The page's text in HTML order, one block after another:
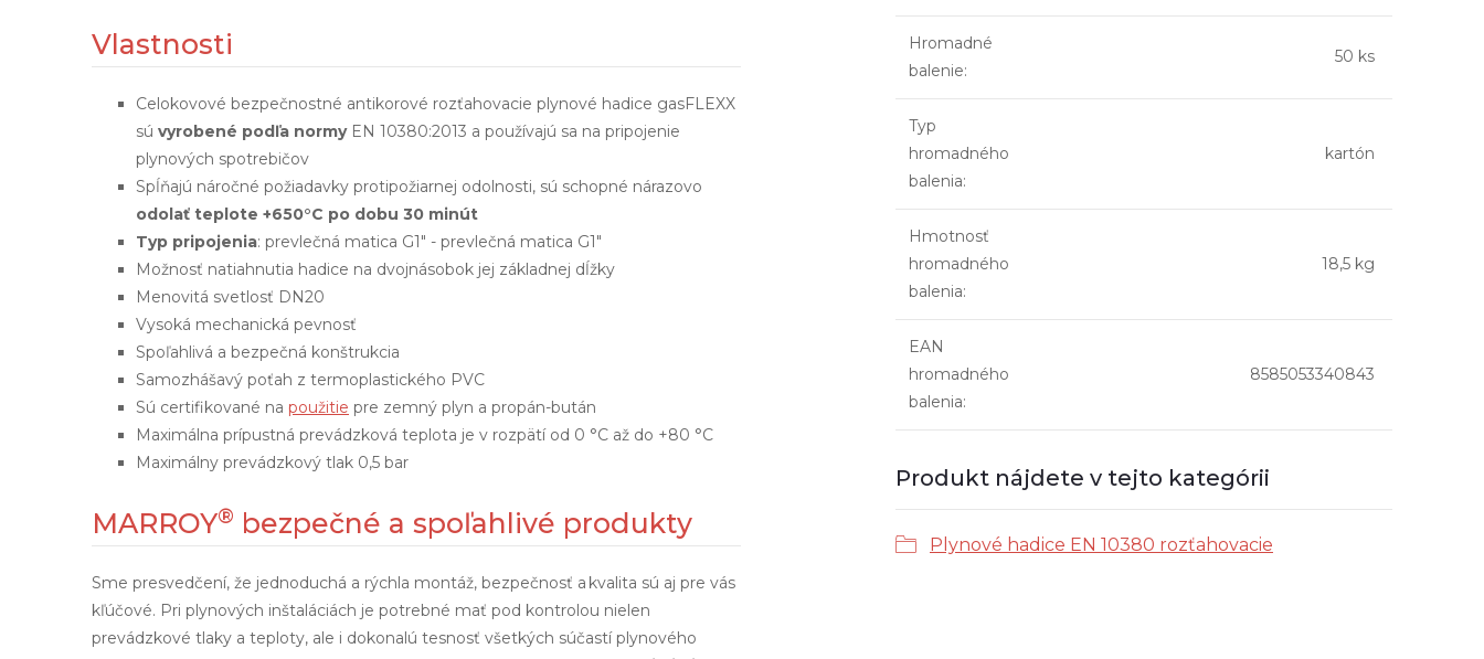
Vlastnosti
Celokovové bezpečnostné antikorové rozťahovacie plynové hadice gasFLEXX
sú vyrobené podľa normyEN 10380:2013 a používajú sa na pripojenie
plynových spotrebičov
Spĺňajú náročné požiadavky protipožiarnej odolnosti, sú schopné nárazovo
odolať teplote +650°C po dobu 30 minút
Typ pripojenia: prevlečná matica G1" - prevlečná matica G1"
Možnosť natiahnutia hadice na dvojnásobok jej základnej dĺžky
Menovitá svetlosť DN20
Vysoká mechanická pevnosť
Spoľahlivá a bezpečná konštrukcia
Samozhášavý poťah z termoplastického PVC
Sú certifikované na použitie pre zemný plyn a propán-bután
Maximálna prípustná prevádzková teplota je v rozpätí od 0 °C až do +80 °C
Maximálny prevádzkový tlak 0,5 bar
MARROY® bezpečné a spoľahlivé produkty
Sme presvedčení, že jednoduchá a rýchla montáž, bezpečnosť a kvalita sú aj pre vás
kľúčové. Pri plynových inštaláciách je potrebné mať pod kontrolou nielen
prevádzkové tlaky a teploty, ale i dokonalú tesnosť všetkých súčastí plynového
Hromadné
balenie:
50 ks
Typ
hromadného
balenia:
kartón
Hmotnosť
hromadného
balenia:
18,5 kg
EAN
hromadného
balenia:
8585053340843
Produkt nájdete v tejto kategórii
Plynové hadice EN 10380 rozťahovacie